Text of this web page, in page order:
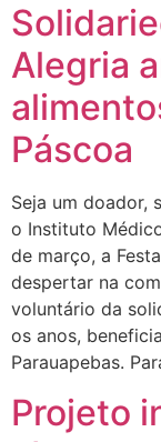
Alegria
Páscoa
Seja um doador,
o Instituto
de março, a
despertar na
voluntário da
os anos,
Parauapebas.
Projeto